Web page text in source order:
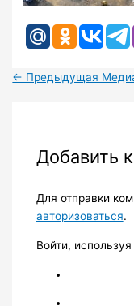
← Предыдущая
Добавить
Для отправки
авторизоваться.
Войти,